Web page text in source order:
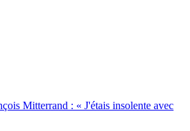
Mitterrand : « J'étais insolente avec